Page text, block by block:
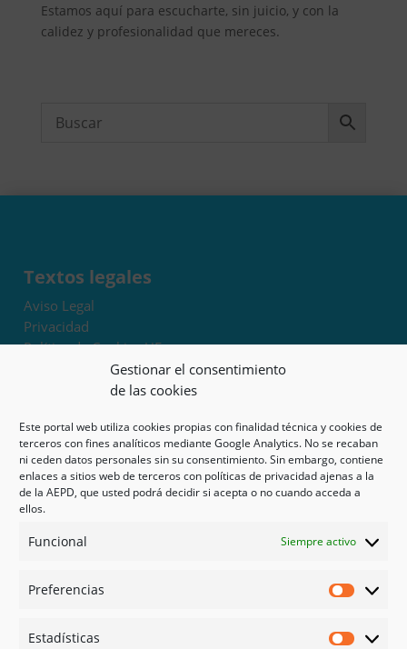
Gestionar el consentimiento
de las cookies
Este portal web utiliza cookies propias con finalidad técnica y cookies de
terceros con fines analíticos mediante Google Analytics. No se recaban
ni ceden datos personales sin su consentimiento. Sin embargo, contiene
enlaces a sitios web de terceros con políticas de privacidad ajenas a la
de la AEPD, que usted podrá decidir si acepta o no cuando acceda a
ellos.
Funcional Siempre activo
Preferencias
Estadísticas
Estamos aquí para escucharte, sin juicio, y con la
calidez y profesionalidad que mereces.
Textos legales
Aviso Legal
Privacidad
Política de Cookies UE
Términos y condiciones
Exoneración de responsabilidad
Mapa del sitio
Mi cuenta
Tienda
Psicología en Murcia
Guías
Redes sociales
Instagram